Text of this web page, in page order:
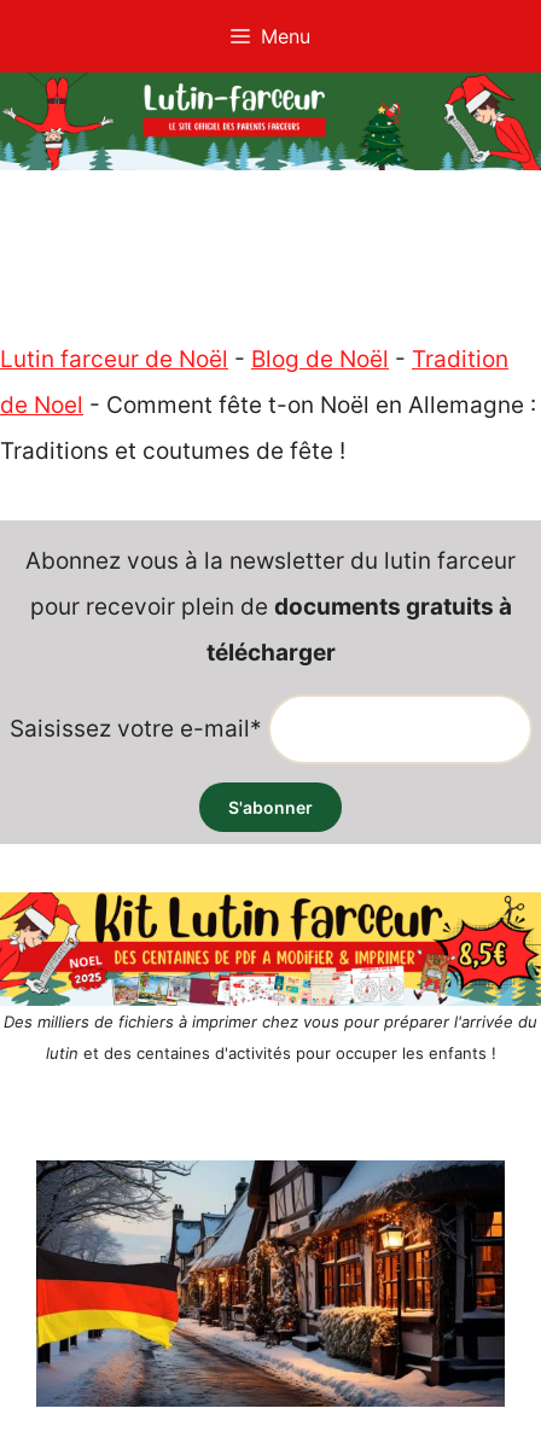
au
contenu
Menu
Lutin farceur de Noël - Blog de Noël - Tradition
de Noel - Comment fête t-on Noël en Allemagne :
Traditions et coutumes de fête !
Abonnez vous à la newsletter du lutin farceur
pour recevoir plein de documents gratuits à
télécharger
Saisissez votre e-mail*
Des milliers de fichiers à imprimer chez vous pour préparer l'arrivée du
lutin et des centaines d'activités pour occuper les enfants !